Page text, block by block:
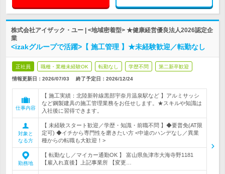
株式会社アイザック・ユー | <地域密着型> ★健康経営優良法人2026認定企
業
<izakグループで活躍>【 施工管理 】★未経験歓迎／転勤なし
正社員 職種・業種未経験OK 転勤なし 学歴不問 第二新卒歓迎
情報更新日：2026/07/03 終了予定日： 2026/12/24
仕事内容
【 施工実績：北陸新幹線黒部宇奈月温泉駅など 】アルミサッシ
など鋼製建具の施工管理業務をお任せします。★スキルや知識は
入社後に習得できます。
対象と
なる方
【 未経験スタート歓迎／学歴・知識・前職不問 】◆要普免(AT限
定可) ◆イチから専門性を磨きたい方 <中途のハンデなし／異業
種からの転職も大歓迎！>
勤務地
【 転勤なし／マイカー通勤OK 】 富山県魚津市大海寺野1181
【雇入れ直後】上記事業所 【変更…